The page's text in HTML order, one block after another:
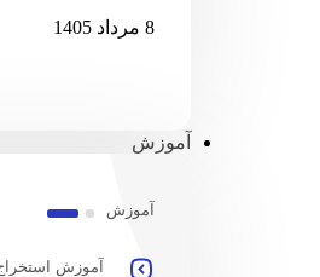
8 مرداد 1405
آموزش
آموزش
آموزش